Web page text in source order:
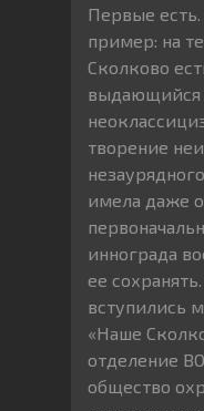
Первые
пример: на
Сколково
выдающийся
творение
имела даже
иннограда
ее
вступились
«Наше
отделение
общество